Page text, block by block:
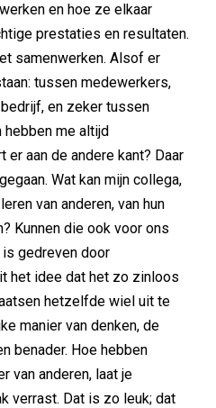
en hoe ze elkaar
prestaties en resultaten.
samenwerken. Alsof er
tussen medewerkers,
en zeker tussen
hebben me altijd
aan de andere kant? Daar
Wat kan mijn collega,
van anderen, van hun
Kunnen die ook voor ons
is gedreven door
het idee dat het zo zinloos
hetzelfde wiel uit te
manier van denken, de
benader. Hoe hebben
van anderen, laat je
verrast. Dat is zo leuk; dat